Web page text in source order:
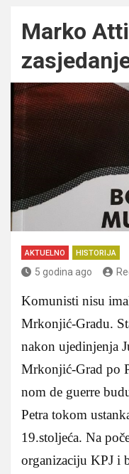
Marko
AKTUELNO HISTORIJA
5 godina ago
Komunisti nisu
Mrkonjić-Gradu.
nakon ujedinjenja
Mrkonjić-Grad po
nom de guerre
Petra tokom
19.stoljeća. Na
organizaciju KPJ i